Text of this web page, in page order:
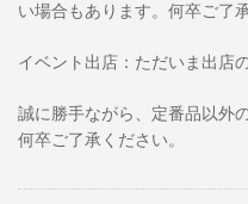
い場合もあります。何卒ご了
イベント出店：ただいま出店
誠に勝手ながら、定番品以外
何卒ご了承ください。